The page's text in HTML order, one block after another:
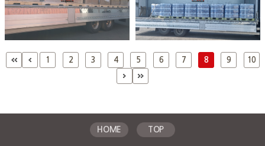
1 2 3 4 5 6 7 8 9 10
HOME TOP